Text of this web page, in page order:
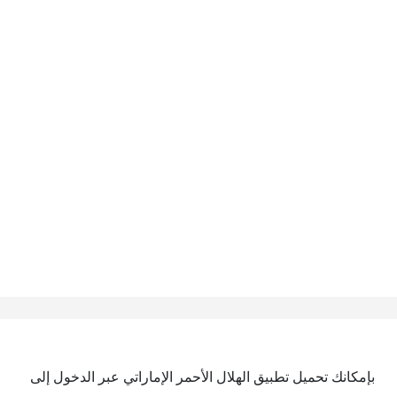
بإمكانك تحميل تطبيق الهلال الأحمر الإماراتي عبر الدخول إلى